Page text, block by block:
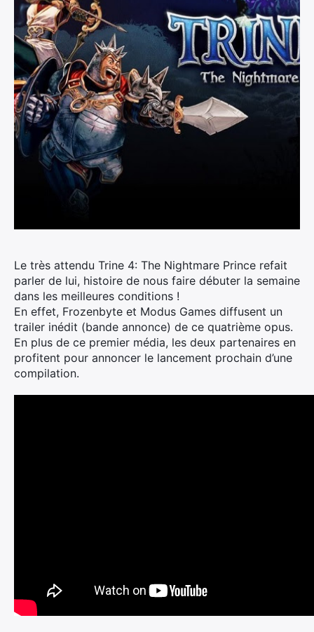
Le très attendu Trine 4: The Nightmare Prince refait
parler de lui, histoire de nous faire débuter la semaine
dans les meilleures conditions !
En effet, Frozenbyte et Modus Games diffusent un
trailer inédit (bande annonce) de ce quatrième opus.
En plus de ce premier média, les deux partenaires en
profitent pour annoncer le lancement prochain d’une
compilation.